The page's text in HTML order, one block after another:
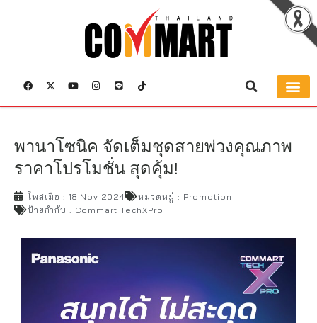
พานาโซนิค จัดเต็มชุดสายพ่วงคุณภาพ
ราคาโปรโมชั่น สุดคุ้ม!
โพสเมื่อ : 18 Nov 2024 หมวดหมู่ : Promotion
ป้ายกำกับ : Commart TechXPro